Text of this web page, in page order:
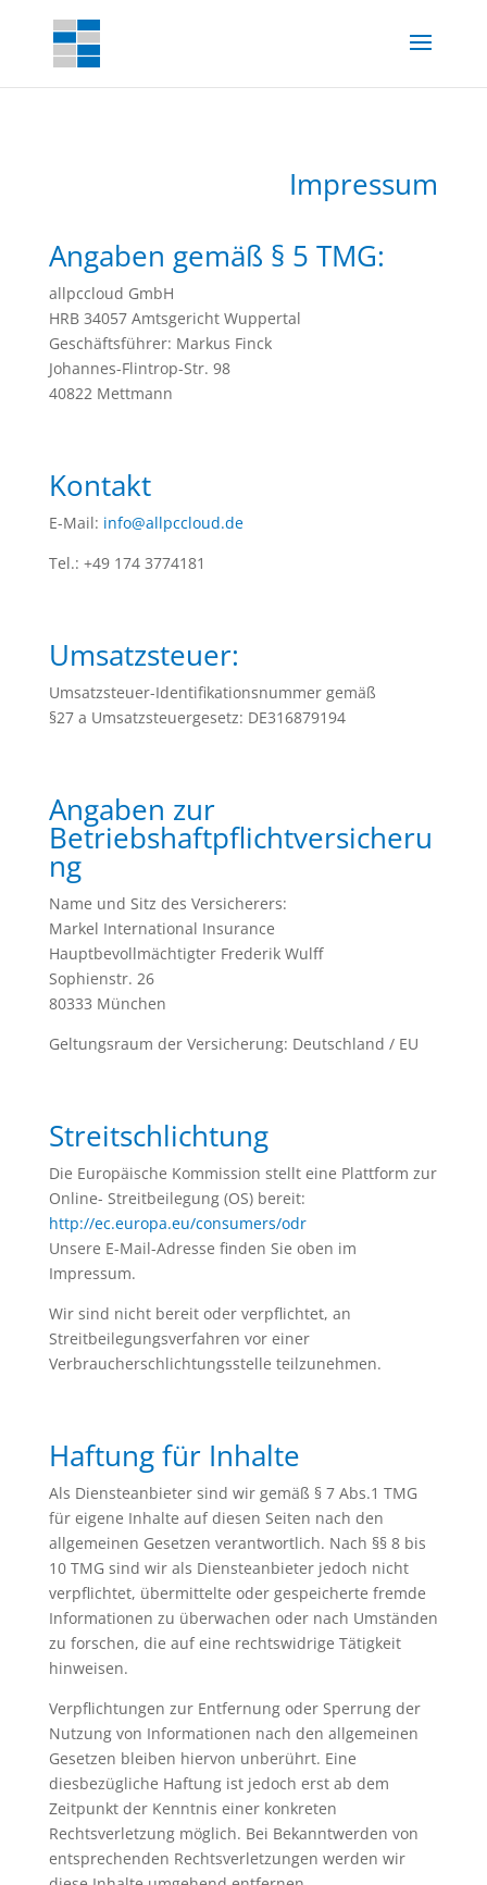
Impressum
Angaben gemäß § 5 TMG:
allpccloud GmbH
HRB 34057 Amtsgericht Wuppertal
Geschäftsführer: Markus Finck
Johannes-Flintrop-Str. 98
40822 Mettmann
Kontakt
E-Mail: info@allpccloud.de
Tel.: +49 174 3774181
Umsatzsteuer:
Umsatzsteuer-Identifikationsnummer gemäß
§27 a Umsatzsteuergesetz: DE316879194
Angaben zur
Betriebshaftpflichtversicheru
ng
Name und Sitz des Versicherers:
Markel International Insurance
Hauptbevollmächtigter Frederik Wulff
Sophienstr. 26
80333 München
Geltungsraum der Versicherung: Deutschland / EU
Streitschlichtung
Die Europäische Kommission stellt eine Plattform zur
Online- Streitbeilegung (OS) bereit:
http://ec.europa.eu/consumers/odr
Unsere E-Mail-Adresse finden Sie oben im
Impressum.
Wir sind nicht bereit oder verpflichtet, an
Streitbeilegungsverfahren vor einer
Verbraucherschlichtungsstelle teilzunehmen.
Haftung für Inhalte
Als Diensteanbieter sind wir gemäß § 7 Abs.1 TMG
für eigene Inhalte auf diesen Seiten nach den
allgemeinen Gesetzen verantwortlich. Nach §§ 8 bis
10 TMG sind wir als Diensteanbieter jedoch nicht
verpflichtet, übermittelte oder gespeicherte fremde
Informationen zu überwachen oder nach Umständen
zu forschen, die auf eine rechtswidrige Tätigkeit
hinweisen.
Verpflichtungen zur Entfernung oder Sperrung der
Nutzung von Informationen nach den allgemeinen
Gesetzen bleiben hiervon unberührt. Eine
diesbezügliche Haftung ist jedoch erst ab dem
Zeitpunkt der Kenntnis einer konkreten
Rechtsverletzung möglich. Bei Bekanntwerden von
entsprechenden Rechtsverletzungen werden wir